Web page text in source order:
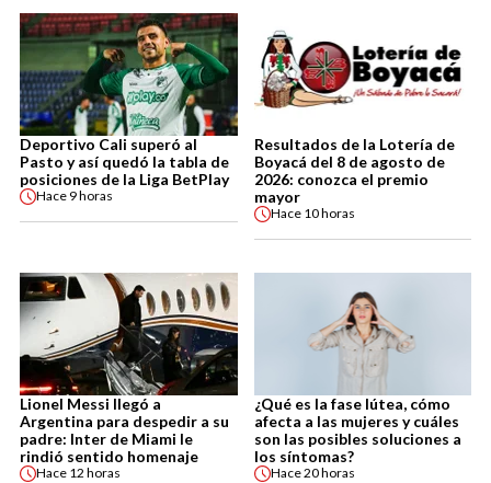
Deportivo Cali superó al
Pasto y así quedó la tabla de
posiciones de la Liga BetPlay
Hace 9 horas
Resultados de la Lotería de
Boyacá del 8 de agosto de
2026: conozca el premio
mayor
Hace 10 horas
Lionel Messi llegó a
Argentina para despedir a su
padre: Inter de Miami le
rindió sentido homenaje
Hace 12 horas
¿Qué es la fase lútea, cómo
afecta a las mujeres y cuáles
son las posibles soluciones a
los síntomas?
Hace20 horas